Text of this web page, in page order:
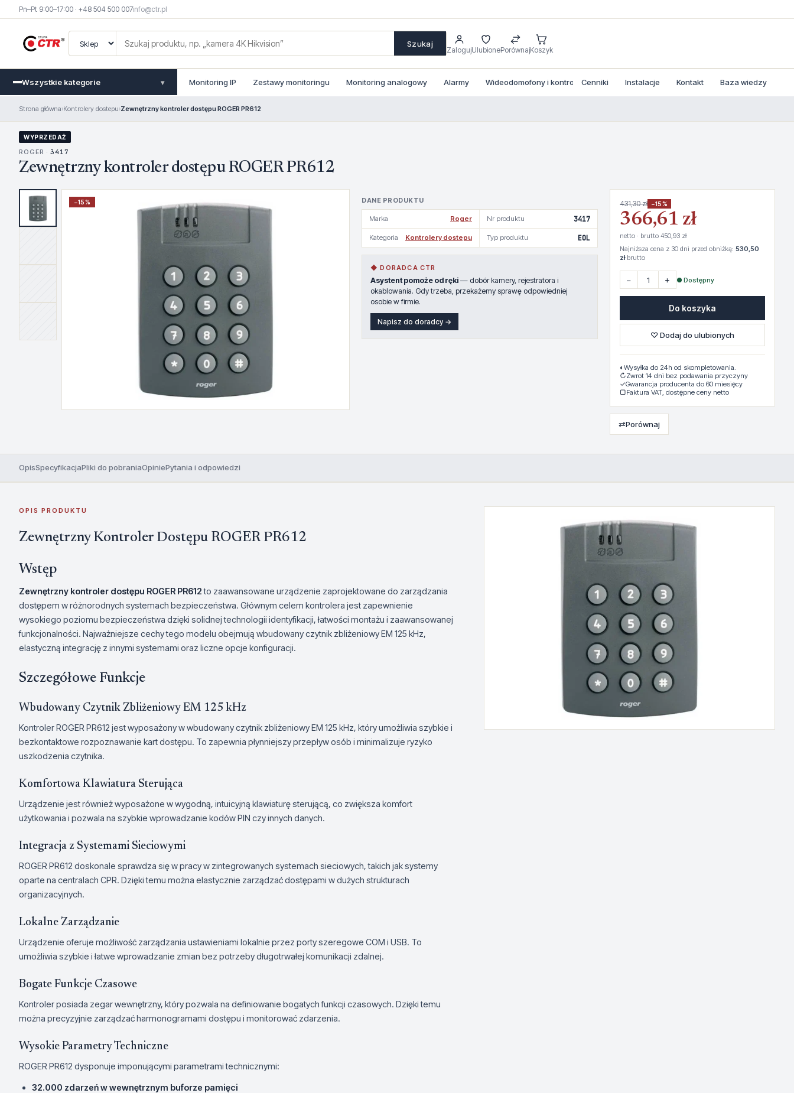
Pn–Pt 9:00–17:00 · +48 504 500 007info@ctr.pl
Szukaj
ZalogujUlubionePorównajKoszyk
Wszystkie kategorie ▾ Monitoring IP Zestawy monitoringu Monitoring analogowy Alarmy Wideodomofony i kontrola dostepu
Cenniki Instalacje Kontakt Baza wiedzy
Strona główna›Kontrolery dostepu›Zewnętrzny kontroler dostępu ROGER PR612
WYPRZEDAŻ
ROGER · 3417
Zewnętrzny kontroler dostępu ROGER PR612
−15% DANE PRODUKTU
Marka Roger Nr produktu 3417
Kategoria Kontrolery dostepu Typ produktu EOL
◆ DORADCA CTR
Asystent pomoże od ręki — dobór kamery, rejestratora i
okablowania. Gdy trzeba, przekażemy sprawę odpowiedniej
osobie w firmie.
Napisz do doradcy →
431,30 zł −15%
366,61 zł
netto · brutto 450,93 zł
Najniższa cena z 30 dni przed obniżką: 530,50
złbrutto
− + ● Dostępny
Do koszyka
♡ Dodaj do ulubionych
◐ Wysyłka do 24h od skompletowania.
↻Zwrot 14 dni bez podawania przyczyny
✓Gwarancja producenta do 60 miesięcy
▢Faktura VAT, dostępne ceny netto
⇄Porównaj
OpisSpecyfikacjaPliki do pobraniaOpiniePytania i odpowiedzi
OPIS PRODUKTU
Zewnętrzny Kontroler Dostępu ROGER PR612
Wstęp
Zewnętrzny kontroler dostępu ROGER PR612to zaawansowane urządzenie zaprojektowane do zarządzania
dostępem w różnorodnych systemach bezpieczeństwa. Głównym celem kontrolera jest zapewnienie
wysokiego poziomu bezpieczeństwa dzięki solidnej technologii identyfikacji, łatwości montażu i zaawansowanej
funkcjonalności. Najważniejsze cechy tego modelu obejmują wbudowany czytnik zbliżeniowy EM 125 kHz,
elastyczną integrację z innymi systemami oraz liczne opcje konfiguracji.
Szczegółowe Funkcje
Wbudowany Czytnik Zbliżeniowy EM 125 kHz
Kontroler ROGER PR612 jest wyposażony w wbudowany czytnik zbliżeniowy EM 125 kHz, który umożliwia szybkie i
bezkontaktowe rozpoznawanie kart dostępu. To zapewnia płynniejszy przepływ osób i minimalizuje ryzyko
uszkodzenia czytnika.
Komfortowa Klawiatura Sterująca
Urządzenie jest również wyposażone w wygodną, intuicyjną klawiaturę sterującą, co zwiększa komfort
użytkowania i pozwala na szybkie wprowadzanie kodów PIN czy innych danych.
Integracja z Systemami Sieciowymi
ROGER PR612 doskonale sprawdza się w pracy w zintegrowanych systemach sieciowych, takich jak systemy
oparte na centralach CPR. Dzięki temu można elastycznie zarządzać dostępami w dużych strukturach
organizacyjnych.
Lokalne Zarządzanie
Urządzenie oferuje możliwość zarządzania ustawieniami lokalnie przez porty szeregowe COM i USB. To
umożliwia szybkie i łatwe wprowadzanie zmian bez potrzeby długotrwałej komunikacji zdalnej.
Bogate Funkcje Czasowe
Kontroler posiada zegar wewnętrzny, który pozwala na definiowanie bogatych funkcji czasowych. Dzięki temu
można precyzyjnie zarządzać harmonogramami dostępu i monitorować zdarzenia.
Wysokie Parametry Techniczne
ROGER PR612 dysponuje imponującymi parametrami technicznymi:
32.000 zdarzeń w wewnętrznym buforze pamięci